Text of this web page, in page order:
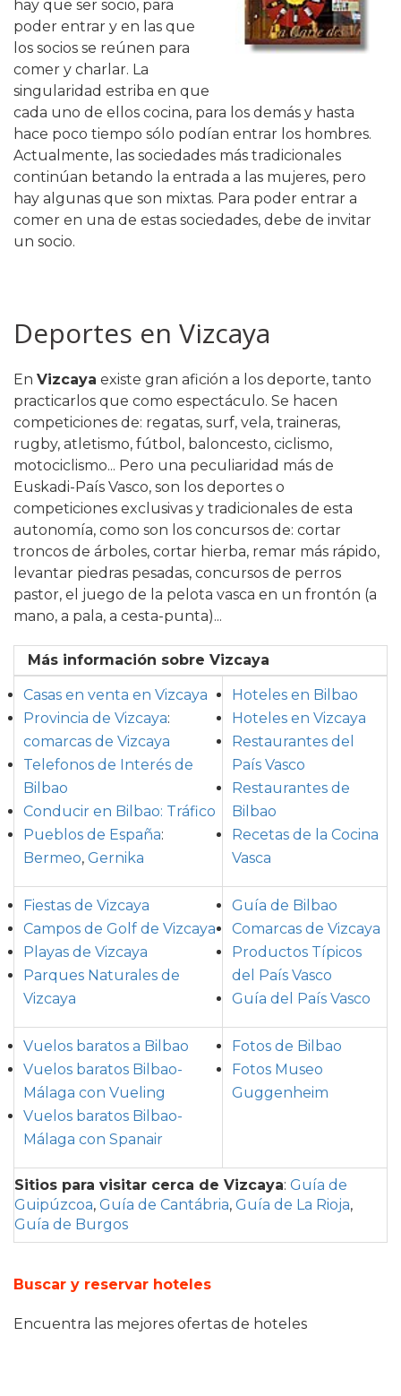
hay que ser socio, para
poder entrar y en las que
los socios se reúnen para
comer y charlar. La
singularidad estriba en que
cada uno de ellos cocina, para los demás y hasta
hace poco tiempo sólo podían entrar los hombres.
Actualmente, las sociedades más tradicionales
continúan betando la entrada a las mujeres, pero
hay algunas que son mixtas. Para poder entrar a
comer en una de estas sociedades, debe de invitar
un socio.
Deportes en Vizcaya
En Vizcaya existe gran afición a los deporte, tanto
practicarlos que como espectáculo. Se hacen
competiciones de: regatas, surf, vela, traineras,
rugby, atletismo, fútbol, baloncesto, ciclismo,
motociclismo... Pero una peculiaridad más de
Euskadi-País Vasco, son los deportes o
competiciones exclusivas y tradicionales de esta
autonomía, como son los concursos de: cortar
troncos de árboles, cortar hierba, remar más rápido,
levantar piedras pesadas, concursos de perros
pastor, el juego de la pelota vasca en un frontón (a
mano, a pala, a cesta-punta)...
Más información sobre Vizcaya
Casas en venta en Vizcaya
Provincia de Vizcaya:
comarcas de Vizcaya
Telefonos de Interés de
Bilbao
Conducir en Bilbao: Tráfico
Pueblos de España:
Bermeo, Gernika
Hoteles en Bilbao
Hoteles en Vizcaya
Restaurantes del
País Vasco
Restaurantes de
Bilbao
Recetas de la Cocina
Vasca
Fiestas de Vizcaya
Campos de Golf de Vizcaya
Playas de Vizcaya
Parques Naturales de
Vizcaya
Guía de Bilbao
Comarcas de Vizcaya
Productos Típicos
del País Vasco
Guía del País Vasco
Vuelos baratos a Bilbao
Vuelos baratos Bilbao-
Málaga con Vueling
Vuelos baratos Bilbao-
Málaga con Spanair
Fotos de Bilbao
Fotos Museo
Guggenheim
Sitios para visitar cerca de Vizcaya: Guía de
Guipúzcoa, Guía de Cantábria, Guía de La Rioja,
Guía de Burgos
Buscar y reservar hoteles
Encuentra las mejores ofertas de hoteles